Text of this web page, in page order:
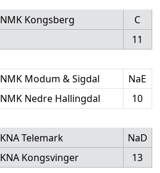
NMK Kongsberg
C
11
NMK Modum & Sigdal
NaE
NMK Nedre Hallingdal 10
KNA Telemark
NaD
KNA Kongsvinger 13